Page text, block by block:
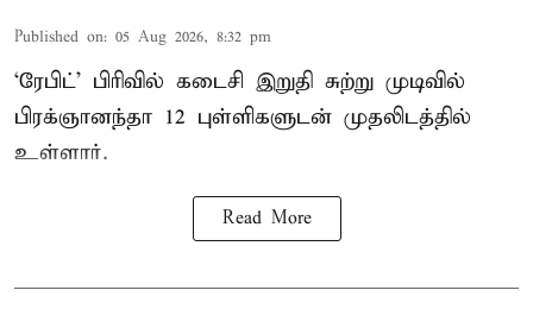
Published on: 05 Aug 2026, 8:32 pm
‘ரேபிட்’ பிரிவில் கடைசி இறுதி சுற்று முடிவில்
பிரக்ஞானந்தா 12 புள்ளிகளுடன் முதலிடத்தில்
உள்ளார்.
Read More